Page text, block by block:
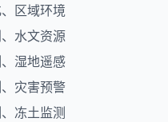
区域环境
水文资源
湿地遥感
灾害预警
冻土监测